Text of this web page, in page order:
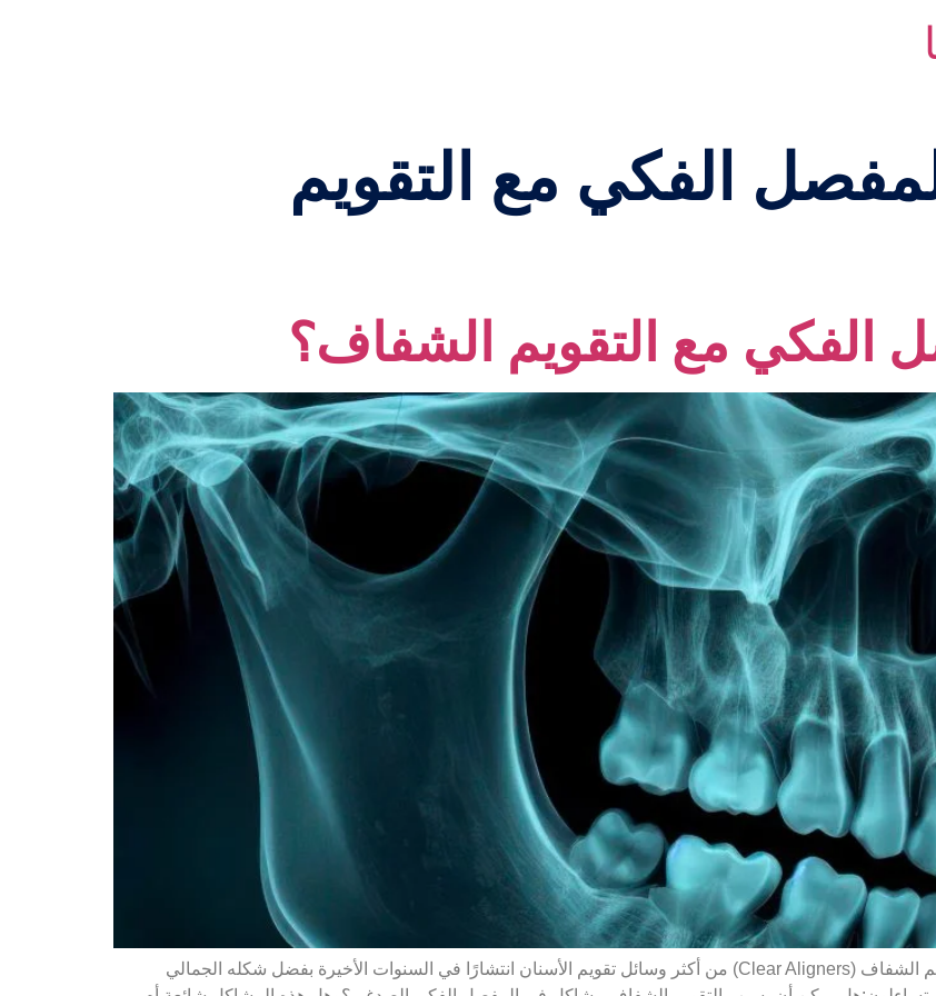
الفكي مع التقويم
الفكي مع التقويم الشفاف؟
دليل طبي شامل لفهم المخاطر وكيفية الوقاية منها أصبح التقويم الشفاف (Clear Aligners) من أكثر وسائل تقويم الأسنان انتشارًا في السنوات الأخيرة بفضل شكله الجمالي